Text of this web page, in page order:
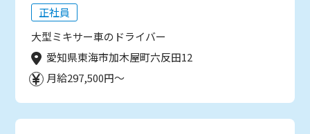
正社員
大型ミキサー車のドライバー
愛知県東海市加木屋町六反田12
月給297,500円～